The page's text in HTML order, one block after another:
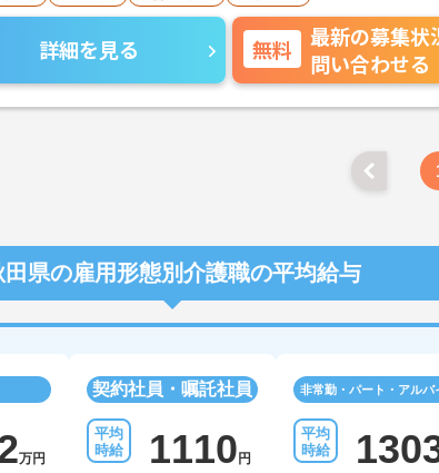
詳細を見る 無料
最新の募集状
問い合わせる
田県の雇用形態別介護職の平均給与
万円
契約社員・嘱託社員
1110 円
非常勤・パート・アルバ